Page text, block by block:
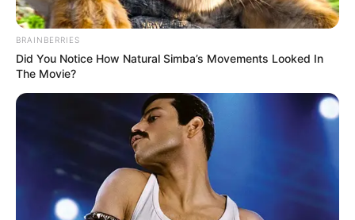
BRAINBERRIES
Did You Notice How Natural Simba’s Movements Looked In
The Movie?